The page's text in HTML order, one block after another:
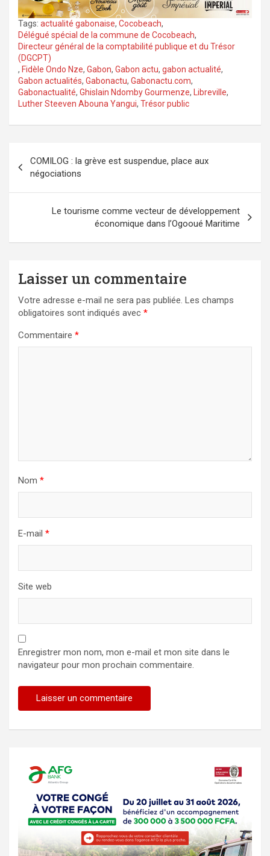
Tags: actualité gabonaise, Cocobeach,
Délégué spécial de la commune de Cocobeach,
Directeur général de la comptabilité publique et du Trésor
(DGCPT)
, Fidèle Ondo Nze, Gabon, Gabon actu, gabon actualité,
Gabon actualités, Gabonactu, Gabonactu.com,
Gabonactualité, Ghislain Ndomby Gourmenze, Libreville,
Luther Steeven Abouna Yangui, Trésor public
de
l’article
COMILOG : la grève est suspendue, place aux
négociations
Le tourisme comme vecteur de développement
économique dans l’Ogooué Maritime
Laisser un commentaire
Votre adresse e-mail ne sera pas publiée. Les champs
obligatoires sont indiqués avec *
Commentaire *
Nom *
E-mail *
Site web
Enregistrer mon nom, mon e-mail et mon site dans le
navigateur pour mon prochain commentaire.